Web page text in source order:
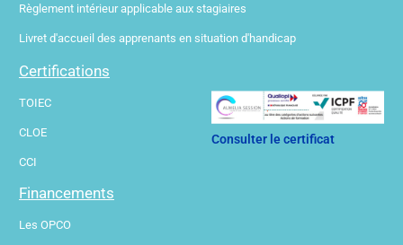
Règlement intérieur applicable aux stagiaires
Livret d'accueil des apprenants en situation d'handicap
Certifications
TOIEC
CLOE
CCI
Financements
Les OPCO
Consulter le certificat